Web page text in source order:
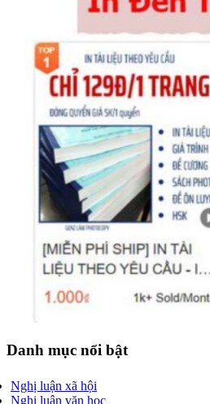
Danh mục nổi bật
Nghị luận xã hội
Nghị luận văn học